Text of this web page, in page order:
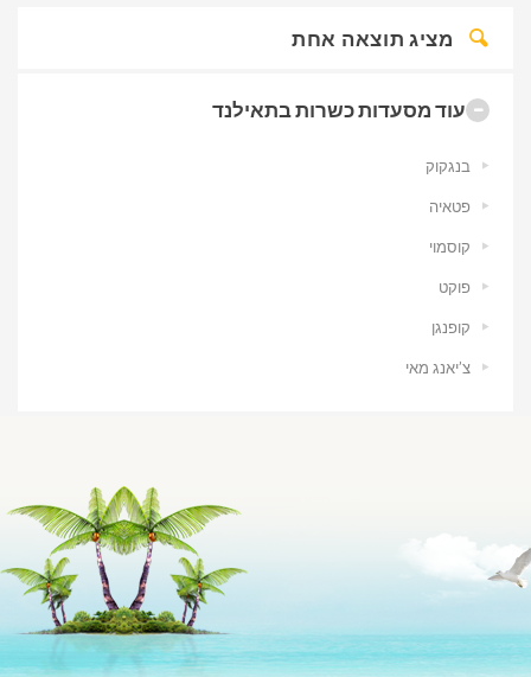
מציג תוצאה אחת
עוד מסעדות כשרות בתאילנד
בנגקוק
פטאיה
קוסמוי
פוקט
קופנגן
צ’יאנג מאי